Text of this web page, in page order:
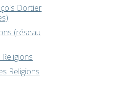
Dortier
(réseau
Religions